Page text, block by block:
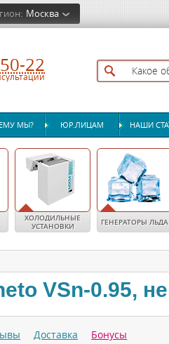
Москва
22
МЫ? ЮР.ЛИЦАМ НАШИ
ХОЛОДИЛЬНЫЕ
УСТАНОВКИ
ГЕНЕРАТОРЫ ЛЬДА
VSn-0.95,
Доставка Бонусы